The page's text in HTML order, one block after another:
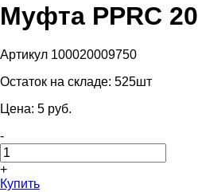
Муфта PPRC 20
Артикул 100020009750
Остаток на складе: 525шт
Цена: 5 pуб.
-
+
Купить